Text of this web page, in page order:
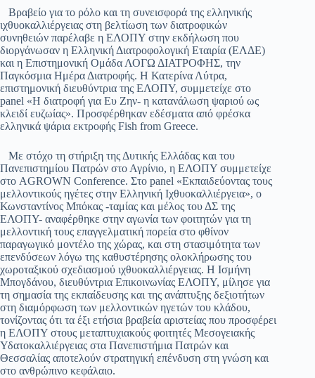
Βραβείο για το ρόλο και τη συνεισφορά της ελληνικής
ιχθυοκαλλιέργειας στη βελτίωση των διατροφικών
συνηθειών παρέλαβε η ΕΛΟΠΥ στην εκδήλωση που
διοργάνωσαν η Ελληνική Διατροφολογική Εταιρία (ΕΛΔΕ)
και η Επιστημονική Ομάδα ΛΟΓΩ ΔΙΑΤΡΟΦΗΣ, την
Παγκόσμια Ημέρα Διατροφής. Η Κατερίνα Λύτρα,
επιστημονική διευθύντρια της ΕΛΟΠΥ, συμμετείχε στο
panel «Η διατροφή για Ευ Ζην- η κατανάλωση ψαριού ως
κλειδί ευζωίας». Προσφέρθηκαν εδέσματα από φρέσκα
ελληνικά ψάρια εκτροφής Fish from Greece.
Με στόχο τη στήριξη της Δυτικής Ελλάδας και του
Πανεπιστημίου Πατρών στο Αγρίνιο, η ΕΛΟΠΥ συμμετείχε
στο AGROWN Conference. Στο panel «Εκπαιδεύοντας τους
μελλοντικούς ηγέτες στην Ελληνική Ιχθυοκαλλιέργεια», ο
Κωνσταντίνος Μπόκας -ταμίας και μέλος του ΔΣ της
ΕΛΟΠΥ- αναφέρθηκε στην αγωνία των φοιτητών για τη
μελλοντική τους επαγγελματική πορεία στο φθίνον
παραγωγικό μοντέλο της χώρας, και στη στασιμότητα των
επενδύσεων λόγω της καθυστέρησης ολοκλήρωσης του
χωροταξικού σχεδιασμού ιχθυοκαλλιέργειας. Η Ισμήνη
Μπογδάνου, διευθύντρια Επικοινωνίας ΕΛΟΠΥ, μίλησε για
τη σημασία της εκπαίδευσης και της ανάπτυξης δεξιοτήτων
στη διαμόρφωση των μελλοντικών ηγετών του κλάδου,
τονίζοντας ότι τα έξι ετήσια βραβεία αριστείας που προσφέρει
η ΕΛΟΠΥ στους μεταπτυχιακούς φοιτητές Μεσογειακής
Υδατοκαλλιέργειας στα Πανεπιστήμια Πατρών και
Θεσσαλίας αποτελούν στρατηγική επένδυση στη γνώση και
στο ανθρώπινο κεφάλαιο.